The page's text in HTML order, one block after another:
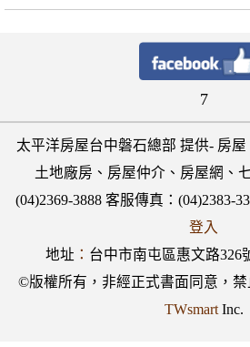
7
太平洋房屋台中磐石總部 提供- 房屋
土地廠房、房屋仲介、房屋網、
(04)2369-3888 客服傳真：(04)2383-
登入
地址 ： 台中市南屯區惠文路326
©版權所有，非經正式書面同意，禁
TWsmartInc.